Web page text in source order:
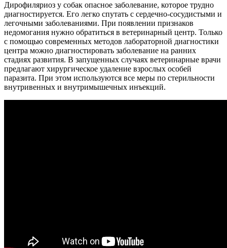
Дирофиляриоз у собак опасное заболевание, которое трудно
диагностируется. Его легко спутать с сердечно-сосудистыми и
легочными заболеваниями. При появлении признаков
недомогания нужно обратиться в ветеринарный центр. Только
с помощью современных методов лабораторной диагностики
центра можно диагностировать заболевание на ранних
стадиях развития. В запущенных случаях ветеринарные врачи
предлагают хирургическое удаление взрослых особей
паразита. При этом используются все меры по стерильности
внутривенных и внутримышечных инъекций.